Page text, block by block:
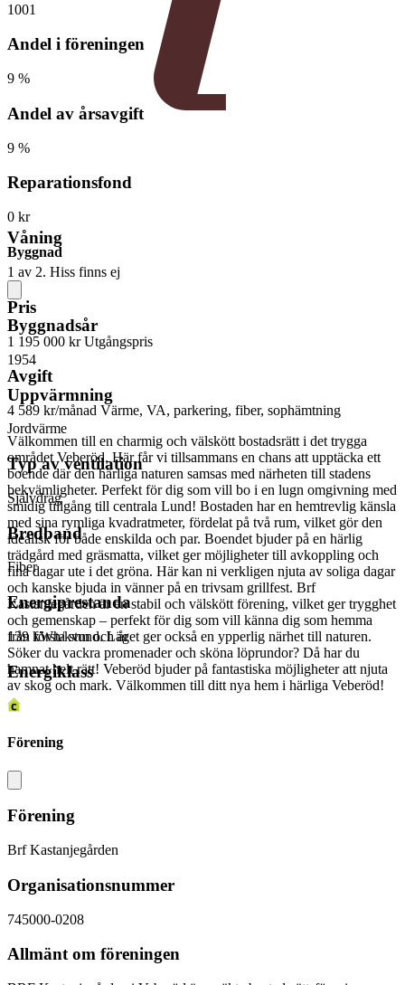
Våning
1 av 2. Hiss finns ej
Pris
1 195 000 kr Utgångspris
Avgift
4 589 kr/månad Värme, VA, parkering, fiber, sophämtning
Välkommen till en charmig och välskött bostadsrätt i det trygga
området Veberöd. Här får vi tillsammans en chans att upptäcka ett
boende där den härliga naturen samsas med närheten till stadens
bekvämligheter. Perfekt för dig som vill bo i en lugn omgivning med
smidig tillgång till centrala Lund! Bostaden har en hemtrevlig känsla
med sina rymliga kvadratmeter, fördelat på två rum, vilket gör den
idealisk för både enskilda och par. Boendet bjuder på en härlig
trädgård med gräsmatta, vilket ger möjligheter till avkoppling och
fina dagar ute i det gröna. Här kan ni verkligen njuta av soliga dagar
och kanske bjuda in vänner på en trivsam grillfest. Brf
Kastanjegården är en stabil och välskött förening, vilket ger trygghet
och gemenskap – perfekt för dig som vill känna dig som hemma
från första stund. Läget ger också en ypperlig närhet till naturen.
Söker du vackra promenader och sköna löprundor? Då har du
hamnat helt rätt! Veberöd bjuder på fantastiska möjligheter att njuta
av skog och mark. Välkommen till ditt nya hem i härliga Veberöd!
1001
Andel i föreningen
9 %
Andel av årsavgift
9 %
Reparationsfond
0 kr
Byggnad
Byggnadsår
1954
Uppvärmning
Jordvärme
Typ av ventilation
Självdrag
Bredband
Fiber
Energiprestanda
139 kWh/kvm och år
Energiklass
Förening
Förening
Brf Kastanjegården
Organisationsnummer
745000-0208
Allmänt om föreningen